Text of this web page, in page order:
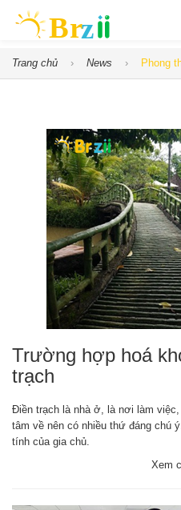
Trang chủ News Phong
Trường hợp hoá
trạch
Điền trạch là nhà ở, là nơi làm
tâm về nên có nhiều thứ đáng chú
tính của gia chủ.
Xem